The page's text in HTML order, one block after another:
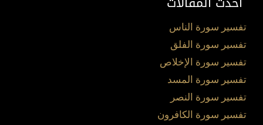
تفسير سورة الناس
تفسير سورة الفلق
تفسير سورة الإخلاص
تفسير سورة المسد
تفسير سورة النصر
تفسير سورة الكافرون